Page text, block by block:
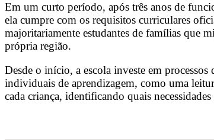
Em um curto período, após três anos de
ela cumpre com os requisitos curriculares
majoritariamente estudantes de famílias que
própria região.
Desde o início, a escola investe em processos
individuais de aprendizagem, como uma
cada criança, identificando quais